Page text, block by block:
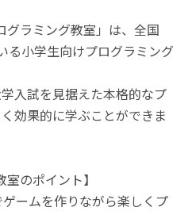
グラミング教室」は、全国
る小学生向けプログラミング
入試を見据えた本格的なプ
効果的に学ぶことができま
室のポイント】
ームを作りながら楽しくプ